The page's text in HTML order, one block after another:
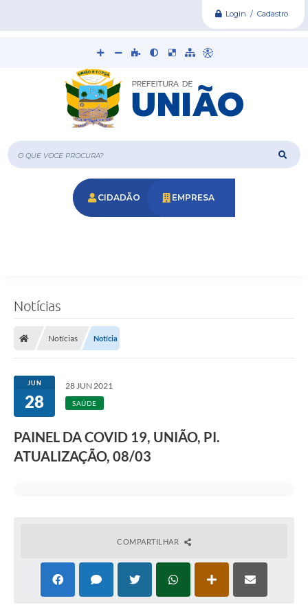
Login / Cadastro
O que voce procura?
CIDADÃO EMPRESA
Notícias
Notícias Notícia
JUN
28
28 JUN 2021
SAÚDE
PAINEL DA COVID 19, UNIÃO, PI.
ATUALIZAÇÃO, 08/03
COMPARTILHAR